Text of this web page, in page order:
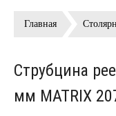
Главная
Струбцина
мм MATRIX